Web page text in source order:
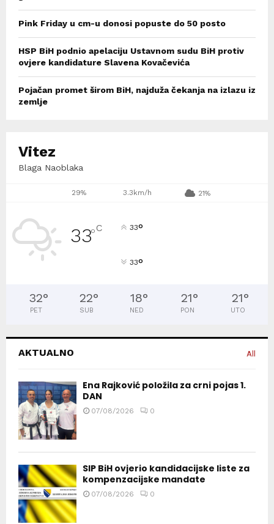
Pink Friday u cm-u donosi popuste do 50 posto
HSP BiH podnio apelaciju Ustavnom sudu BiH protiv
ovjere kandidature Slavena Kovačevića
Pojačan promet širom BiH, najduža čekanja na izlazu iz
zemlje
Vitez
Blaga Naoblaka
29% 3.3km/h 21%
33°C 33°
33°
32°
PET
22°
SUB
18°
NED
21°
PON
21°
UTO
AKTUALNO All
Ena Rajković položila za crni pojas 1.
DAN
07/08/2026 0
SIP BiH ovjerio kandidacijske liste za
kompenzacijske mandate
07/08/2026 0